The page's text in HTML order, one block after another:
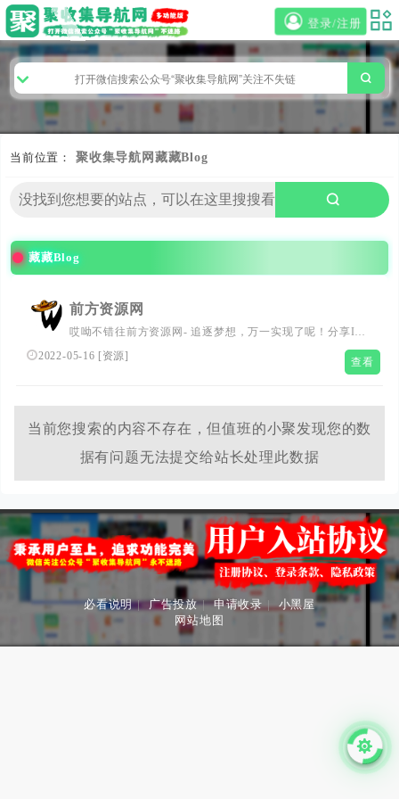
登录/注册
当前位置： 聚收集导航网 藏藏Blog
藏藏Blog
前方资源网
哎呦不错往前方资源网- 追逐梦想，万一实现了呢！分享IT
江湖那些趣事,那些牛人传说,那些稀奇古怪的网站和精品源
2022-05-16 [资源] 查看
当前您搜索的内容不存在，但值班的小聚发现您的数
据有问题无法提交给站长处理此数据
必看说明 | 广告投放 | 申请收录 | 小黑屋
网站地图